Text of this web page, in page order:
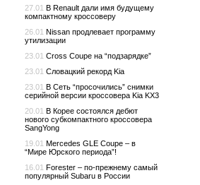
27.01 В Renault дали имя будущему
компактному кроссоверу
26.01 Nissan продлевает программу
утилизации
23.01 Cross Coupe на “подзарядке”
23.01 Словацкий рекорд Kia
23.01 В Сеть “просочились” снимки
серийной версии кроссовера Kia KX3
20.01 В Корее состоялся дебют
нового субкомпактного кроссовера
SangYong
19.01 Mercedes GLE Coupe – в
“Мире Юрского периода”!
16.01 Forester – по-прежнему самый
популярный Subaru в России